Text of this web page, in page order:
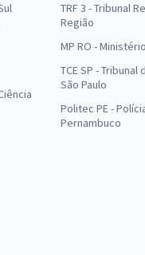
TRF 3 - Tribunal
Região
MP RO -
TCE SP -
São Paulo
Politec PE -
Pernambuco